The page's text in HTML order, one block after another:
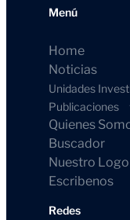
Menú
Home
Noticias
Unidades
Publicaciones
Quienes
Buscador
Nuestro Logo
Escribenos
Redes